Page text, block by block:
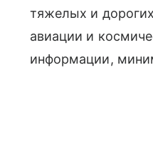
тяжелых и
авиации и
информации,